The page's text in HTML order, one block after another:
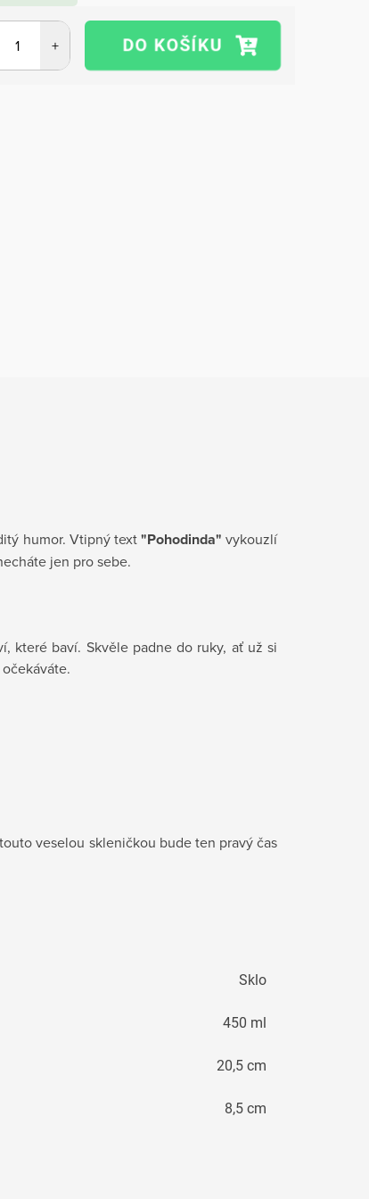
humor. Vtipný text"Pohodinda" vykouzlí
jen pro sebe.
které baví. Skvěle padne do ruky, ať už si
veselou skleničkou bude ten pravý čas
Sklo
450 ml
20,5 cm
8,5 cm